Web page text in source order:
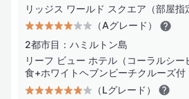
リッジス ワールド スクエア（部屋指
（Aグレード）
2都市目：ハミルトン島
リーフ ビュー ホテル（コーラルシ
食+ホワイトヘブンビーチクルーズ付
（Lグレード）